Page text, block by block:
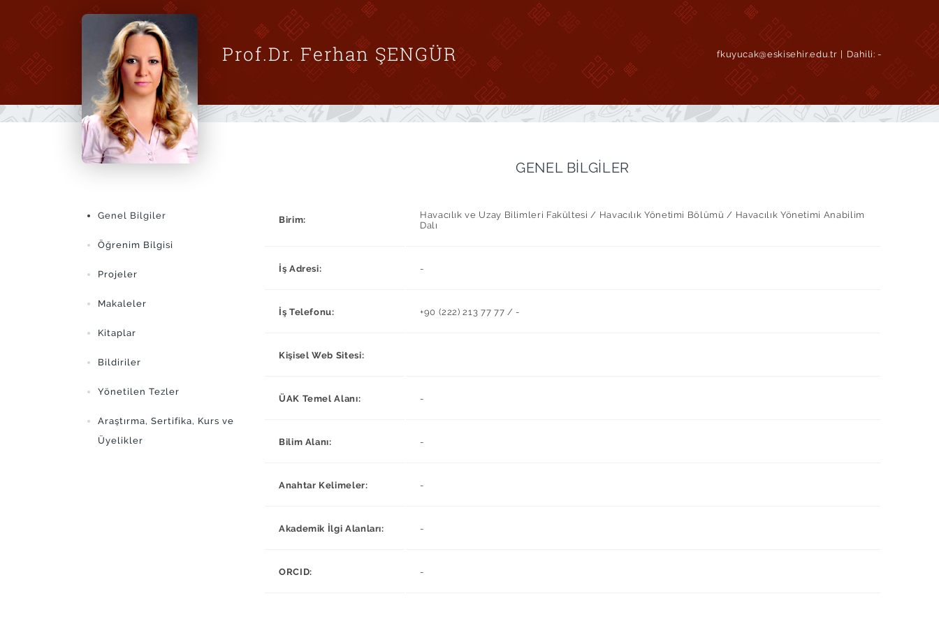
Prof.Dr. Ferhan ŞENGÜR fkuyucak@eskisehir.edu.tr Dahili:-
Genel Bilgiler
Öğrenim Bilgisi
Projeler
Makaleler
Kitaplar
Bildiriler
Yönetilen Tezler
Araştırma, Sertifika, Kurs ve
Üyelikler
GENEL BİLGİLER
Birim:
Havacılık ve Uzay Bilimleri Fakültesi / Havacılık Yönetimi Bölümü / Havacılık Yönetimi Anabilim
Dalı
İş Adresi: -
İş Telefonu: +90 (222) 213 77 77 / -
Kişisel Web Sitesi:
ÜAK Temel Alanı: -
Bilim Alanı: -
Anahtar Kelimeler: -
Akademik İlgi Alanları: -
ORCID: -